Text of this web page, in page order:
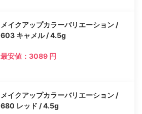
メイクアップカラーバリエーション /
603 キャメル / 4.5g
最安値：3089 円
メイクアップカラーバリエーション /
680 レッド / 4.5g